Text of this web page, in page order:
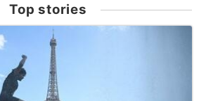
Top stories